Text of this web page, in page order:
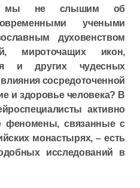
мы не слышим об
учеными
духовенством
мироточащих икон,
и других чудесных
сосредоточенной
и здоровье человека? В
активно
феномены, связанные с
монастырях, – есть
исследований в